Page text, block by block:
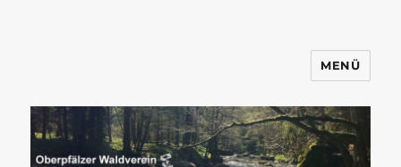
Windischeschenbach-Neuhaus
MENÜ